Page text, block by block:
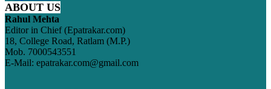
ABOUT US
Rahul Mehta
Editor in Chief (Epatrakar.com)
18, College Road, Ratlam (M.P.)
Mob. 7000543551
E-Mail: epatrakar.com@gmail.com